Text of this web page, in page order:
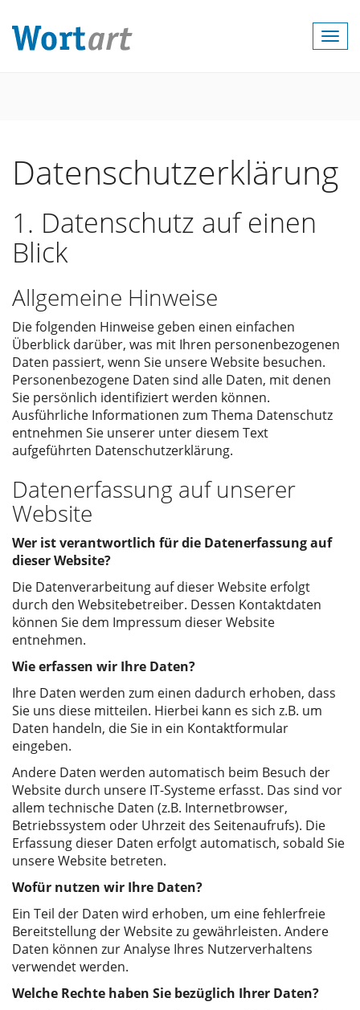
Datenschutzerklärung
1. Datenschutz auf einen
Blick
Allgemeine Hinweise
Die folgenden Hinweise geben einen einfachen
Überblick darüber, was mit Ihren personenbezogenen
Daten passiert, wenn Sie unsere Website besuchen.
Personenbezogene Daten sind alle Daten, mit denen
Sie persönlich identifiziert werden können.
Ausführliche Informationen zum Thema Datenschutz
entnehmen Sie unserer unter diesem Text
aufgeführten Datenschutzerklärung.
Datenerfassung auf unserer
Website
Wer ist verantwortlich für die Datenerfassung auf
dieser Website?
Die Datenverarbeitung auf dieser Website erfolgt
durch den Websitebetreiber. Dessen Kontaktdaten
können Sie dem Impressum dieser Website
entnehmen.
Wie erfassen wir Ihre Daten?
Ihre Daten werden zum einen dadurch erhoben, dass
Sie uns diese mitteilen. Hierbei kann es sich z.B. um
Daten handeln, die Sie in ein Kontaktformular
eingeben.
Andere Daten werden automatisch beim Besuch der
Website durch unsere IT-Systeme erfasst. Das sind vor
allem technische Daten (z.B. Internetbrowser,
Betriebssystem oder Uhrzeit des Seitenaufrufs). Die
Erfassung dieser Daten erfolgt automatisch, sobald Sie
unsere Website betreten.
Wofür nutzen wir Ihre Daten?
Ein Teil der Daten wird erhoben, um eine fehlerfreie
Bereitstellung der Website zu gewährleisten. Andere
Daten können zur Analyse Ihres Nutzerverhaltens
verwendet werden.
Welche Rechte haben Sie bezüglich Ihrer Daten?